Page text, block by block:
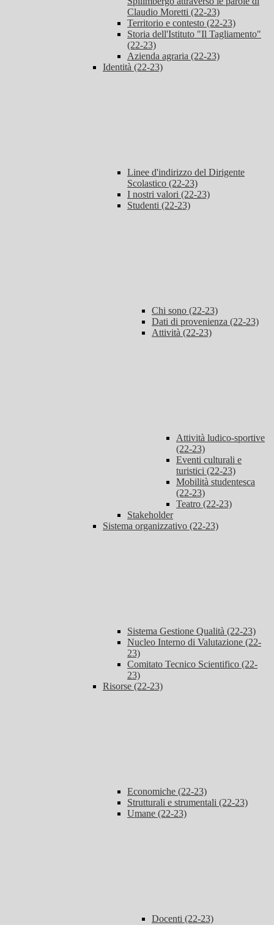
Claudio Moretti (22-23)
Territorio e contesto (22-23)
Storia dell'Istituto "Il Tagliamento"
(22-23)
Azienda agraria (22-23)
Identità (22-23)
Linee d'indirizzo del Dirigente
Scolastico (22-23)
I nostri valori (22-23)
Studenti (22-23)
Chi sono (22-23)
Dati di provenienza (22-23)
Attività (22-23)
Attività ludico-sportive
(22-23)
Eventi culturali e
turistici (22-23)
Mobilità studentesca
(22-23)
Teatro (22-23)
Stakeholder
Sistema organizzativo (22-23)
Sistema Gestione Qualità (22-23)
Nucleo Interno di Valutazione (22-
23)
Comitato Tecnico Scientifico (22-
23)
Risorse (22-23)
Economiche (22-23)
Strutturali e strumentali (22-23)
Umane (22-23)
Docenti (22-23)